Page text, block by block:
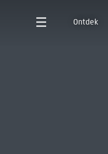
Ontdek